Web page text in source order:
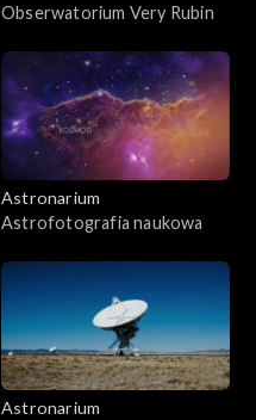
Obserwatorium Very Rubin
Astronarium
Astrofotografia naukowa
Astronarium